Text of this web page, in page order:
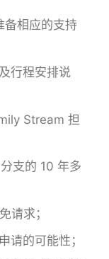
备相应的支持
行程安排说
Stream 担
支的 10 年多
请求；
请的可能性；